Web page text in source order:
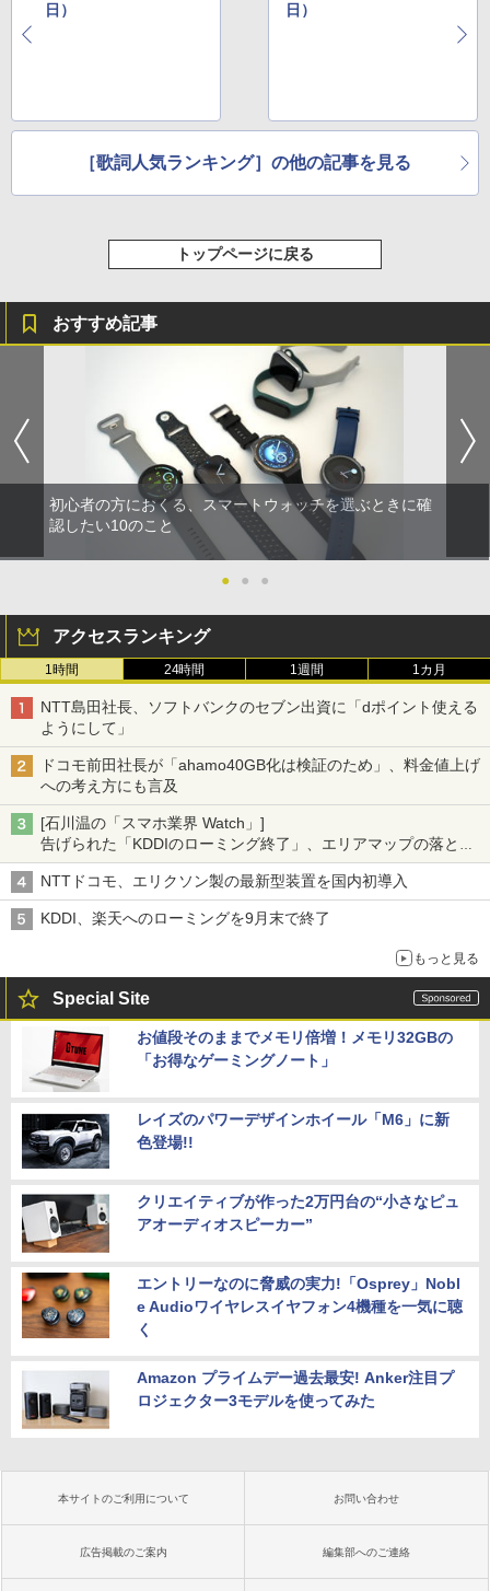
日）
日）
［歌詞人気ランキング］の他の記事を見る
トップページに戻る
おすすめ記事
初心者の方におくる、スマートウォッチを選ぶときに確
認したい10のこと
● ● ●
アクセスランキング
1時間 24時間 1週間 1カ月
NTT島田社長、ソフトバンクのセブン出資に「dポイント使える
ようにして」
ドコモ前田社長が「ahamo40GB化は検証のため」、料金値上げ
への考え方にも言及
[石川温の「スマホ業界 Watch」]
告げられた「KDDIのローミング終了」、エリアマップの落とし
穴と楽天モバイルの課題
NTTドコモ、エリクソン製の最新型装置を国内初導入
KDDI、楽天へのローミングを9月末で終了
もっと見る
Special Site
お値段そのままでメモリ倍増！メモリ32GBの
「お得なゲーミングノート」
レイズのパワーデザインホイール「M6」に新
色登場!!
クリエイティブが作った2万円台の“小さなピュ
アオーディオスピーカー”
エントリーなのに脅威の実力!「Osprey」Nobl
e Audioワイヤレスイヤフォン4機種を一気に聴
く
Amazon プライムデー過去最安! Anker注目プ
ロジェクター3モデルを使ってみた
本サイトのご利用について お問い合わせ
広告掲載のご案内 編集部へのご連絡